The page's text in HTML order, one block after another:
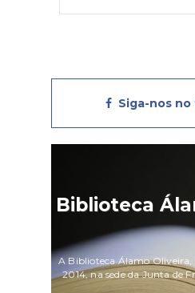
Siga-nos no
Biblioteca
A Biblioteca Álamo
2014, na sede da Junta de